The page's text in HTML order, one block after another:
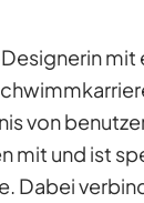
mit
von
mit und ist
Dabei